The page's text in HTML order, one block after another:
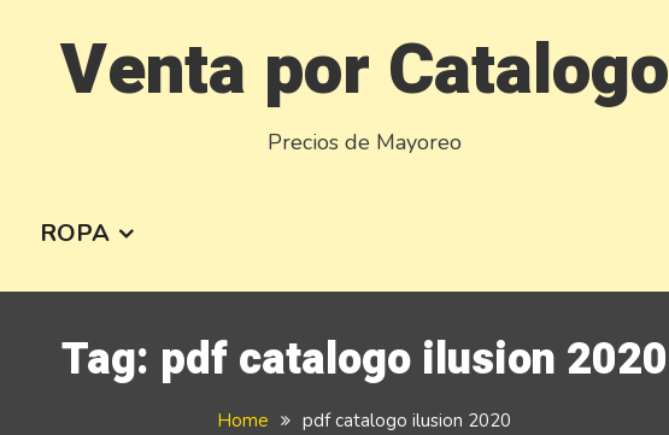
Venta por Catalogo
Precios de Mayoreo
ROPA
Tag: pdf catalogo ilusion 2020
Home pdf catalogo ilusion 2020